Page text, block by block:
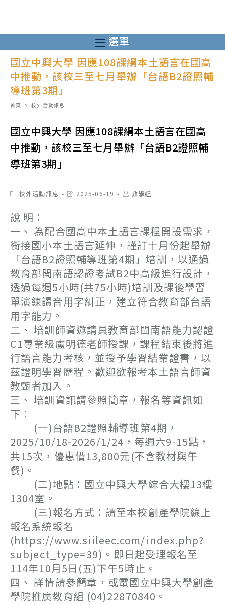
至
主
選單
國立中興大學 因應108課綱本土語言在國高
中推動，該校三至七月舉辦「台語B2證照輔
導班第3期」
首頁 > 校外活動訊息
國立中興大學 因應108課綱本土語言在國高
中推動，該校三至七月舉辦「台語B2證照輔
導班第3期」
Post校外活動訊息
Post2025-06-19
Post教學組
說 明：
一、 為配合國高中本土語言課程開設需求，
銜接國小本土語言延伸，謹訂十月份起舉辦
「台語B2證照輔導班第4期」培訓，以通過
教育部閩南語認證考試B2中高級進行設計，
透過每週5小時(共75小時)培訓及課後學習
單演練讀音用字糾正，建立符合教育部台語
用字能力。
二、 培訓師資邀請具教育部閩南語能力認證
C1專業級盧明德老師授課，課程結束後將進
行語言能力考核，並授予學習結業證書，以
茲證明學習歷程。歡迎欲報考本土語言師資
教甄者加入。
三、 培訓資訊請參照簡章，報名等資訊如
下：
(一)台語B2證照輔導班第4期，
2025/10/18-2026/1/24，每週六9-15點，
共15次，優惠價13,800元(不含教材與午
餐)。
(二)地點：國立中興大學綜合大樓13樓
1304室。
(三)報名方式：請至本校創產學院線上
報名系統報名
(https://www.siileec.com/index.php?
subject_type=39)。即日起受理報名至
114年10月5日(五)下午5時止。
四、 詳情請參簡章，或電國立中興大學創產
學院推廣教育組 (04)22870840。